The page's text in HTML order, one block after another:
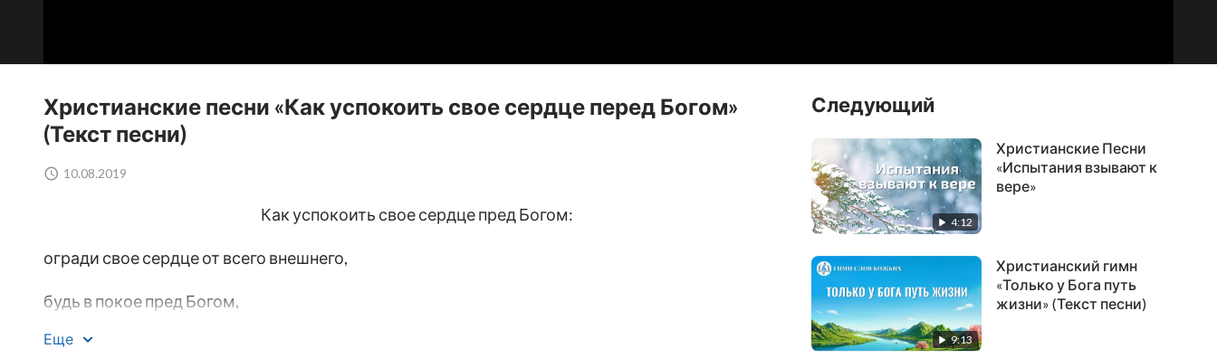
Христианские песни «Как успокоить свое сердце перед Богом»
(Текст песни)
10.08.2019
Как успокоить свое сердце пред Богом:
огради свое сердце от всего внешнего,
будь в покое пред Богом,
молись Богу целеустремленным сердцем.
Еще
Следующий
4:12
Христианские Песни
«Испытания взывают к
вере»
9:13
Христианский гимн
«Только у Бога путь
жизни» (Текст песни)